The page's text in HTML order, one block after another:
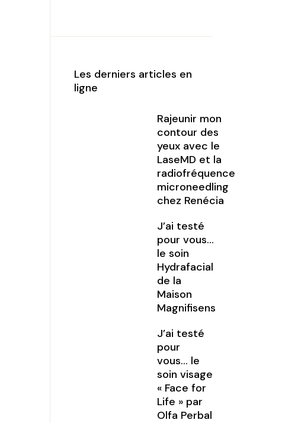
Les derniers articles en
ligne
Rajeunir mon
contour des
yeux avec le
LaseMD et la
radiofréquence
microneedling
chez Renécia
J’ai testé
pour vous…
le soin
Hydrafacial
de la
Maison
Magnifisens
J’ai testé
pour
vous… le
soin visage
« Face for
Life » par
Olfa Perbal